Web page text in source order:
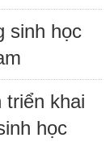
sinh học
triển khai
học